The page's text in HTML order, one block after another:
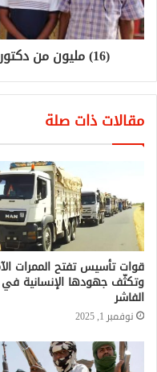
(16) مليون من دكتور برقو لفرق النخبة والتأهيلي
مقالات ذات صلة
قوات تأسيس تفتح الممرات
وتكثّف جهودها الإنسانية في
الفاشر
نوفمبر 1, 2025